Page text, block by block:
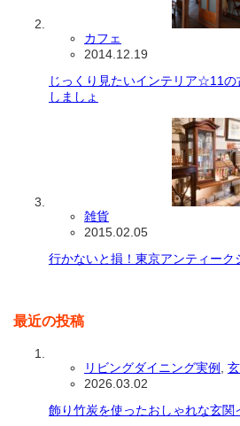
カフェ
2014.12.19
じっくり見たいインテリア☆11の
しましょ
雑貨
2015.02.05
行かないと損！東京アンティーク
最近の投稿
リビングダイニング実例
2026.03.02
飾り竹炭を使ったおしゃれな玄関